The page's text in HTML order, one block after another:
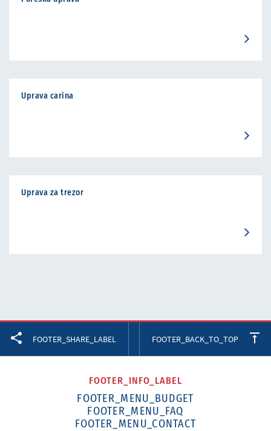
Uprava carina
Uprava za trezor
FOOTER_SHARE_LABEL FOOTER_BACK_TO_TOP
FOOTER_INFO_LABEL
FOOTER_MENU_BUDGET
FOOTER_MENU_FAQ
FOOTER_MENU_CONTACT